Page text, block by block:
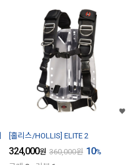
[홀리스/HOLLIS] ELITE 2
324,000원 360,000원 10%